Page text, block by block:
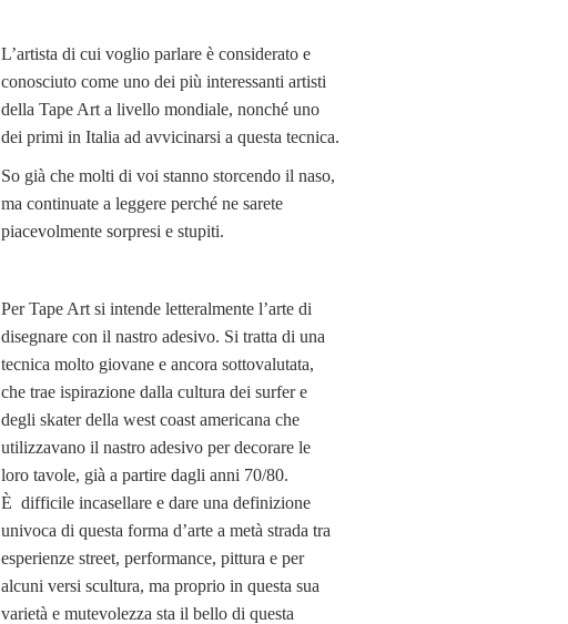
L’artista di cui voglio parlare è considerato e
conosciuto come uno dei più interessanti artisti
della Tape Art a livello mondiale, nonché uno
dei primi in Italia ad avvicinarsi a questa tecnica.
So già che molti di voi stanno storcendo il naso,
ma continuate a leggere perché ne sarete
piacevolmente sorpresi e stupiti.
Per Tape Art si intende letteralmente l’arte di
disegnare con il nastro adesivo. Si tratta di una
tecnica molto giovane e ancora sottovalutata,
che trae ispirazione dalla cultura dei surfer e
degli skater della west coast americana che
utilizzavano il nastro adesivo per decorare le
loro tavole, già a partire dagli anni 70/80.
È difficile incasellare e dare una definizione
univoca di questa forma d’arte a metà strada tra
esperienze street, performance, pittura e per
alcuni versi scultura, ma proprio in questa sua
varietà e mutevolezza sta il bello di questa